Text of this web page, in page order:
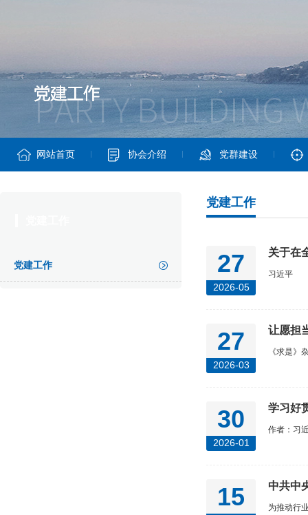
网站首页 协会介绍 党群建设
党建工作
党建工作
27
2026-05
关于在
习近平
27
2026-03
让愿担
《求是》
30
2026-01
学习好
作者：习
15 中共中
为推动行